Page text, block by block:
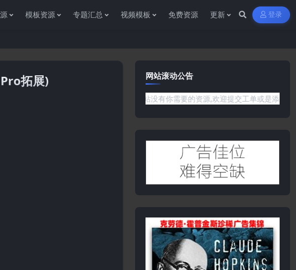
模板资源 专题汇总 视频模板 免费资源 更新 登录
拓展) 网站滚动公告
息资源!如果遇到任何问题或是网站没有你需要的资源,欢迎提交工单或是添加客服微信